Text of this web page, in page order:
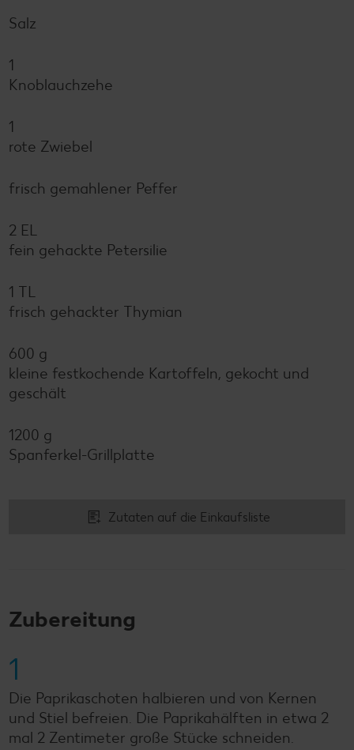
Salz
1
Knoblauchzehe
1
rote Zwiebel
frisch gemahlener Peffer
2 EL
fein gehackte Petersilie
1 TL
frisch gehackter Thymian
600 g
kleine festkochende Kartoffeln, gekocht und
geschält
1200 g
Spanferkel-Grillplatte
Zutaten auf die Einkaufsliste
Zubereitung
1
Die Paprikaschoten halbieren und von Kernen
und Stiel befreien. Die Paprikahälften in etwa 2
mal 2 Zentimeter große Stücke schneiden.